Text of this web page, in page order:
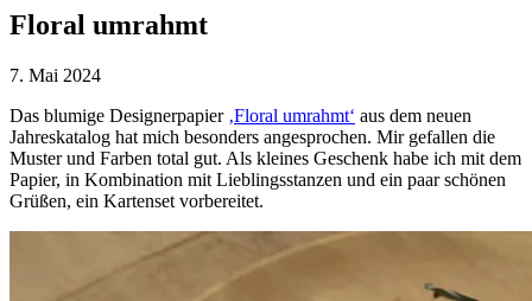
Floral umrahmt
7. Mai 2024
Das blumige Designerpapier ‚Floral umrahmt‘ aus dem neuen
Jahreskatalog hat mich besonders angesprochen. Mir gefallen die
Muster und Farben total gut. Als kleines Geschenk habe ich mit dem
Papier, in Kombination mit Lieblingsstanzen und ein paar schönen
Grüßen, ein Kartenset vorbereitet.